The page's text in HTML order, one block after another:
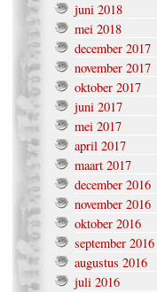
juni 2018
mei 2018
december 2017
november 2017
oktober 2017
juni 2017
mei 2017
april 2017
maart 2017
december 2016
november 2016
oktober 2016
september 2016
augustus 2016
juli 2016